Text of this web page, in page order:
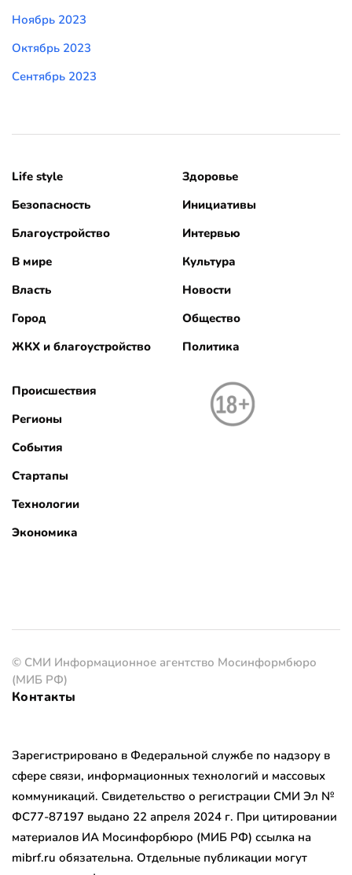
Ноябрь 2023
Октябрь 2023
Сентябрь 2023
Life style
Безопасность
Благоустройство
В мире
Власть
Город
ЖКХ и благоустройство
Здоровье
Инициативы
Интервью
Культура
Новости
Общество
Политика
Происшествия
Регионы
События
Стартапы
Технологии
Экономика
© СМИ Информационное агентство Мосинформбюро
(МИБ РФ)
Контакты
Зарегистрировано в Федеральной службе по надзору в
сфере связи, информационных технологий и массовых
коммуникаций. Свидетельство о регистрации СМИ Эл №
ФС77-87197 выдано 22 апреля 2024 г. При цитировании
материалов ИА Мосинфорбюро (МИБ РФ) ссылка на
mibrf.ru обязательна. Отдельные публикации могут